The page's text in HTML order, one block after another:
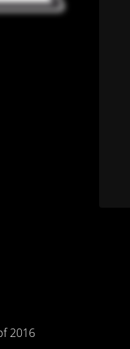
2016